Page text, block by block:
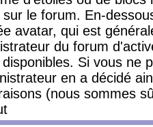
le forum. En-
avatar, qui est
du forum
Si vous ne
en a décidé
(nous sommes